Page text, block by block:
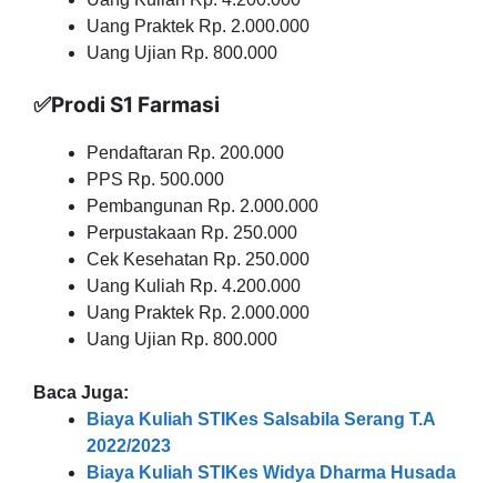
Uang Praktek Rp. 2.000.000
Uang Ujian Rp. 800.000
✅Prodi S1 Farmasi
Pendaftaran Rp. 200.000
PPS Rp. 500.000
Pembangunan Rp. 2.000.000
Perpustakaan Rp. 250.000
Cek Kesehatan Rp. 250.000
Uang Kuliah Rp. 4.200.000
Uang Praktek Rp. 2.000.000
Uang Ujian Rp. 800.000
Baca Juga:
Biaya Kuliah STIKes Salsabila Serang T.A
2022/2023
Biaya Kuliah STIKes Widya Dharma Husada